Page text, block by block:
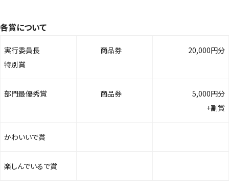
各賞について
実行委員長
特別賞
商品券 20,000円分
部門最優秀賞 商品券
5,000円分
+副賞
かわいいで賞
楽しんでいるで賞